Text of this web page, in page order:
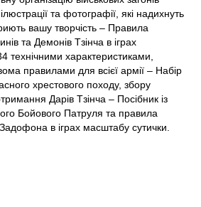
та фотографії, які надихнуть
вашу творчість – Правила
та Демонів Тзінча в іграх
технічними характеристиками,
правилами для всієї армії – Набір
хрестового походу, збору
Дарів Тзінча – Посібник із
Бойового Патруля та правила
в іграх масштабу сутички.